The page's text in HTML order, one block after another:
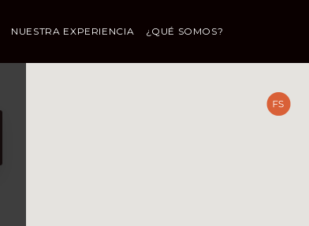
NUESTRA EXPERIENCIA ¿QUÉ SOMOS?